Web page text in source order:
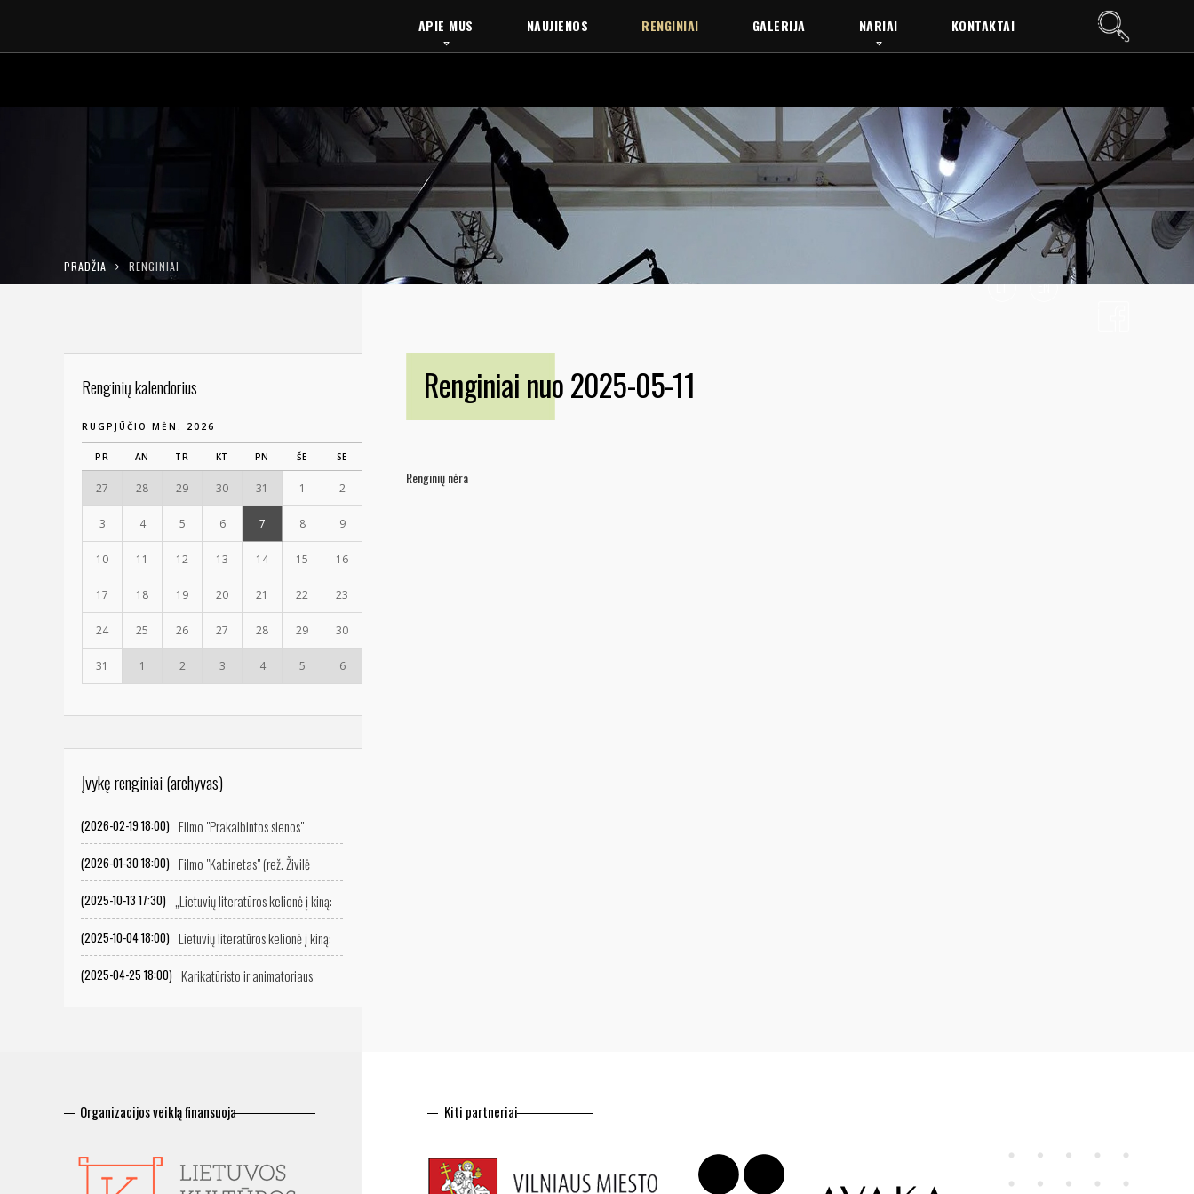
APIE MUS NAUJIENOS RENGINIAI GALERIJA NARIAI KONTAKTAI
LT EN
PRADŽIA RENGINIAI
Renginių kalendorius
RUGPJŪČIO MĖN. 2026
PR AN TR KT PN ŠE SE
27 28 29 30 31 1 2
3 4 5 6 7 8 9
10 11 12 13 14 15 16
17 18 19 20 21 22 23
24 25 26 27 28 29 30
31 1 2 3 4 5 6
Įvykę renginiai (archyvas)
(2026-02-19 18:00) Filmo "Prakalbintos sienos"
(2026-01-30 18:00) Filmo "Kabinetas" (rež. Živilė
(2025-10-13 17:30) „Lietuvių literatūros kelionė į kiną:
(2025-10-04 18:00) Lietuvių literatūros kelionė į kiną:
(2025-04-25 18:00) Karikatūristo ir animatoriaus
Vitalijaus Suchockio retrospektyvinė filmų programa
Renginiai nuo 2025-05-11
Renginių nėra
Organizacijos veiklą finansuoja Kiti partneriai